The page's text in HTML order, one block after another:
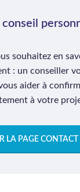
conseil
souhaitez en
: un conseiller
aider à
à votre
LA PAGE CONTACT